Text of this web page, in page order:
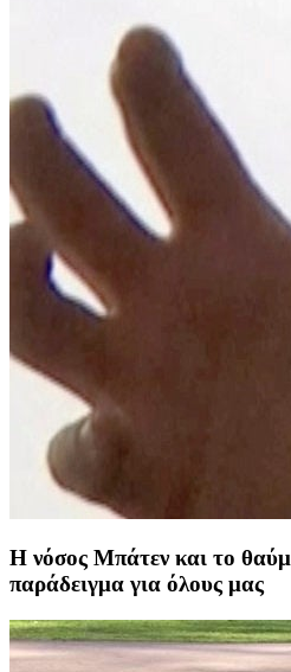
Η νόσος Μπάτεν και το
παράδειγμα για όλους μας